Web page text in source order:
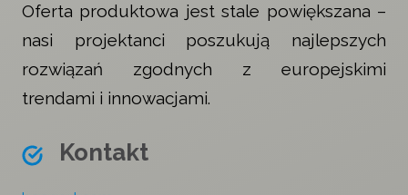
Oferta produktowa jest stale powiększana –
nasi projektanci poszukują najlepszych
rozwiązań zgodnych z europejskimi
trendami i innowacjami.
Kontakt